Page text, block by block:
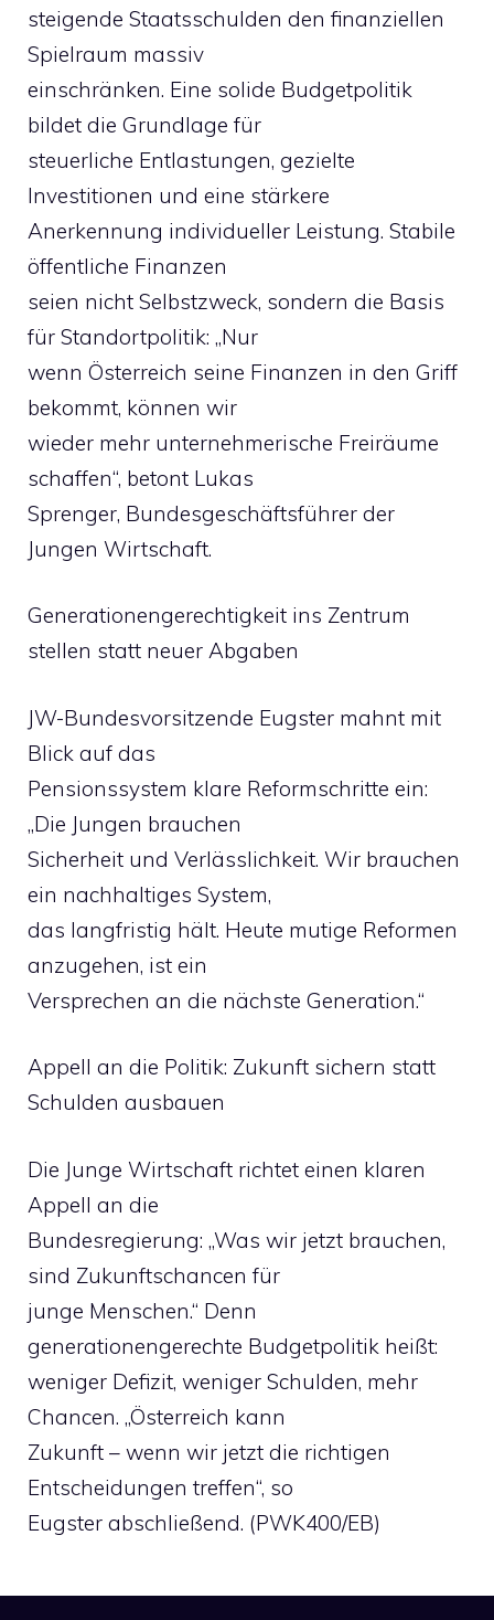
steigende Staatsschulden den finanziellen
Spielraum massiv
einschränken. Eine solide Budgetpolitik
bildet die Grundlage für
steuerliche Entlastungen, gezielte
Investitionen und eine stärkere
Anerkennung individueller Leistung. Stabile
öffentliche Finanzen
seien nicht Selbstzweck, sondern die Basis
für Standortpolitik: „Nur
wenn Österreich seine Finanzen in den Griff
bekommt, können wir
wieder mehr unternehmerische Freiräume
schaffen“, betont Lukas
Sprenger, Bundesgeschäftsführer der
Jungen Wirtschaft.
Generationengerechtigkeit ins Zentrum
stellen statt neuer Abgaben
JW-Bundesvorsitzende Eugster mahnt mit
Blick auf das
Pensionssystem klare Reformschritte ein:
„Die Jungen brauchen
Sicherheit und Verlässlichkeit. Wir brauchen
ein nachhaltiges System,
das langfristig hält. Heute mutige Reformen
anzugehen, ist ein
Versprechen an die nächste Generation.“
Appell an die Politik: Zukunft sichern statt
Schulden ausbauen
Die Junge Wirtschaft richtet einen klaren
Appell an die
Bundesregierung: „Was wir jetzt brauchen,
sind Zukunftschancen für
junge Menschen.“ Denn
generationengerechte Budgetpolitik heißt:
weniger Defizit, weniger Schulden, mehr
Chancen. „Österreich kann
Zukunft – wenn wir jetzt die richtigen
Entscheidungen treffen“, so
Eugster abschließend. (PWK400/EB)